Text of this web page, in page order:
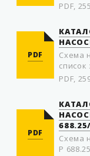
PDF,
PDF
Схема
список
PDF,
PDF
Схема
P